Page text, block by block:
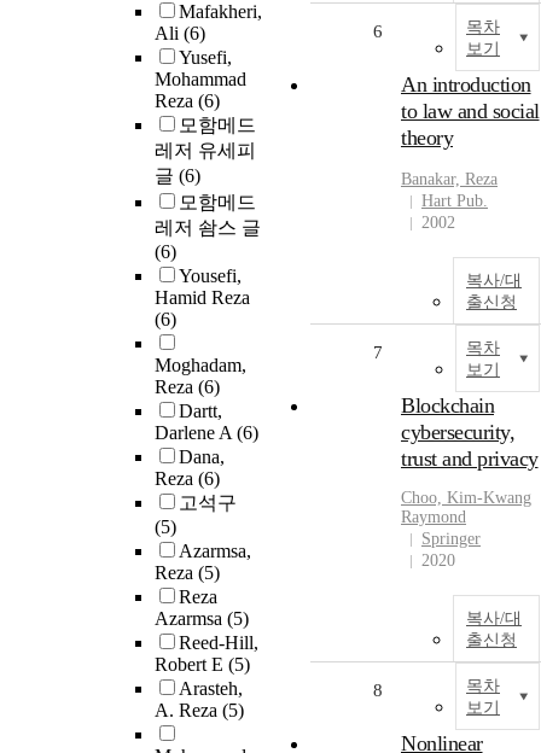
Mafakheri,
Ali (6)
Yusefi,
Mohammad
Reza (6)
모함메드
레저 유세피
글 (6)
모함메드
레저 솸스 글
(6)
Yousefi,
Hamid Reza
(6)
Moghadam,
Reza (6)
Dartt,
Darlene A(6)
Dana,
Reza (6)
고석구
(5)
Azarmsa,
Reza (5)
Reza
Azarmsa (5)
Reed-Hill,
Robert E (5)
Arasteh,
A. Reza (5)
목차
보기
6
An introduction
to law and social
theory
Banakar, Reza
Hart Pub.
2002
복사/대
출신청
목차
보기
7
Blockchain
cybersecurity,
trust and privacy
Choo, Kim-Kwang
Raymond
Springer
2020
복사/대
출신청
목차
보기
8
Nonlinear